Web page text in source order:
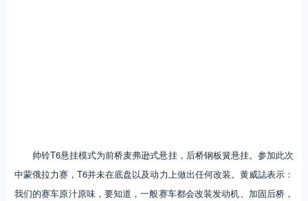
帅铃T6悬挂模式为前桥麦弗逊式悬挂，后桥钢板簧悬挂。参加此次
中蒙俄拉力赛，T6并未在底盘以及动力上做出任何改装。黄威誌表示：
我们的赛车原汁原味，要知道，一般赛车都会改装发动机、加固后桥，